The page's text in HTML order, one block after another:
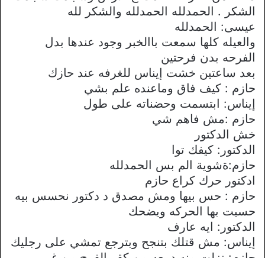
الشكر . الحمدلله الحمدلله والشكر لله
عيسى: الحمدلله
والعيله كلها سمعت باالخبر وجود عندها بدل
الفرحه بدن فرحتين
بعد ساعتين خشت إيناس للغرفه عند حازك
حازم : كيف فاق وماعنده علم بشي
إيناس: ابتسمت وحضناته على طول
حازم :مش فاهم شي
خش الدكتور
الدكتور: كيفك توا
حازم:ةشوية الم بس الحمدلله
ادكتور حرك كراع حازم
حازم : حس بيها ومش مصدق د دكتور نحسس بيه
حسيت بها الحركه ويضحك
الدكتور: ايه عارف
إيناس: مش قتلك بتنجح وبترجع تمشي على رجليك